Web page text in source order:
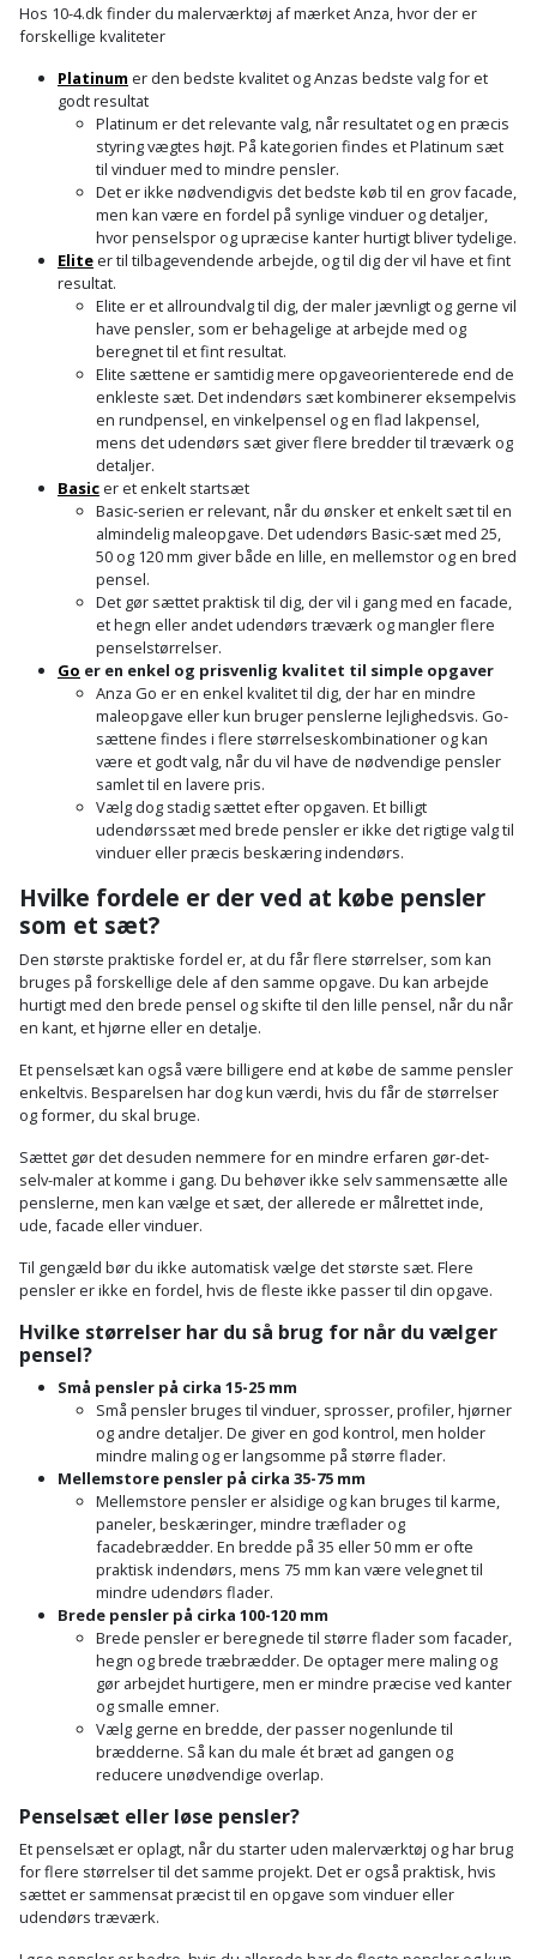
Trekantslibertilbehør
Vægscanner
Varmekanon
Varmepistol
Vinkelsliber
Vinkelslibertilbehør
Hos 10-4.dk finder du malerværktøj af mærket Anza, hvor der er
forskellige kvaliteter
Platinum er den bedste kvalitet og Anzas bedste valg for et
godt resultat
Platinum er det relevante valg, når resultatet og en præcis
styring vægtes højt. På kategorien findes et Platinum sæt
til vinduer med to mindre pensler.
Det er ikke nødvendigvis det bedste køb til en grov facade,
men kan være en fordel på synlige vinduer og detaljer,
hvor penselspor og upræcise kanter hurtigt bliver tydelige.
Elite er til tilbagevendende arbejde, og til dig der vil have et fint
resultat.
Elite er et allroundvalg til dig, der maler jævnligt og gerne vil
have pensler, som er behagelige at arbejde med og
beregnet til et fint resultat.
Elite sættene er samtidig mere opgaveorienterede end de
enkleste sæt. Det indendørs sæt kombinerer eksempelvis
en rundpensel, en vinkelpensel og en flad lakpensel,
mens det udendørs sæt giver flere bredder til træværk og
detaljer.
Basic er et enkelt startsæt
Basic-serien er relevant, når du ønsker et enkelt sæt til en
almindelig maleopgave. Det udendørs Basic-sæt med 25,
50 og 120 mm giver både en lille, en mellemstor og en bred
pensel.
Det gør sættet praktisk til dig, der vil i gang med en facade,
et hegn eller andet udendørs træværk og mangler flere
penselstørrelser.
Go er en enkel og prisvenlig kvalitet til simple opgaver
Anza Go er en enkel kvalitet til dig, der har en mindre
maleopgave eller kun bruger penslerne lejlighedsvis. Go-
sættene findes i flere størrelseskombinationer og kan
være et godt valg, når du vil have de nødvendige pensler
samlet til en lavere pris.
Vælg dog stadig sættet efter opgaven. Et billigt
udendørssæt med brede pensler er ikke det rigtige valg til
vinduer eller præcis beskæring indendørs.
Hvilke fordele er der ved at købe pensler
som et sæt?
Den største praktiske fordel er, at du får flere størrelser, som kan
bruges på forskellige dele af den samme opgave. Du kan arbejde
hurtigt med den brede pensel og skifte til den lille pensel, når du når
en kant, et hjørne eller en detalje.
Et penselsæt kan også være billigere end at købe de samme pensler
enkeltvis. Besparelsen har dog kun værdi, hvis du får de størrelser
og former, du skal bruge.
Sættet gør det desuden nemmere for en mindre erfaren gør-det-
selv-maler at komme i gang. Du behøver ikke selv sammensætte alle
penslerne, men kan vælge et sæt, der allerede er målrettet inde,
ude, facade eller vinduer.
Til gengæld bør du ikke automatisk vælge det største sæt. Flere
pensler er ikke en fordel, hvis de fleste ikke passer til din opgave.
Hvilke størrelser har du så brug for når du vælger
pensel?
Små pensler på cirka 15-25 mm
Små pensler bruges til vinduer, sprosser, profiler, hjørner
og andre detaljer. De giver en god kontrol, men holder
mindre maling og er langsomme på større flader.
Mellemstore pensler på cirka 35-75 mm
Mellemstore pensler er alsidige og kan bruges til karme,
paneler, beskæringer, mindre træflader og
facadebrædder. En bredde på 35 eller 50 mm er ofte
praktisk indendørs, mens 75 mm kan være velegnet til
mindre udendørs flader.
Brede pensler på cirka 100-120 mm
Brede pensler er beregnede til større flader som facader,
hegn og brede træbrædder. De optager mere maling og
gør arbejdet hurtigere, men er mindre præcise ved kanter
og smalle emner.
Vælg gerne en bredde, der passer nogenlunde til
brædderne. Så kan du male ét bræt ad gangen og
reducere unødvendige overlap.
Penselsæt eller løse pensler?
Et penselsæt er oplagt, når du starter uden malerværktøj og har brug
for flere størrelser til det samme projekt. Det er også praktisk, hvis
sættet er sammensat præcist til en opgave som vinduer eller
udendørs træværk.